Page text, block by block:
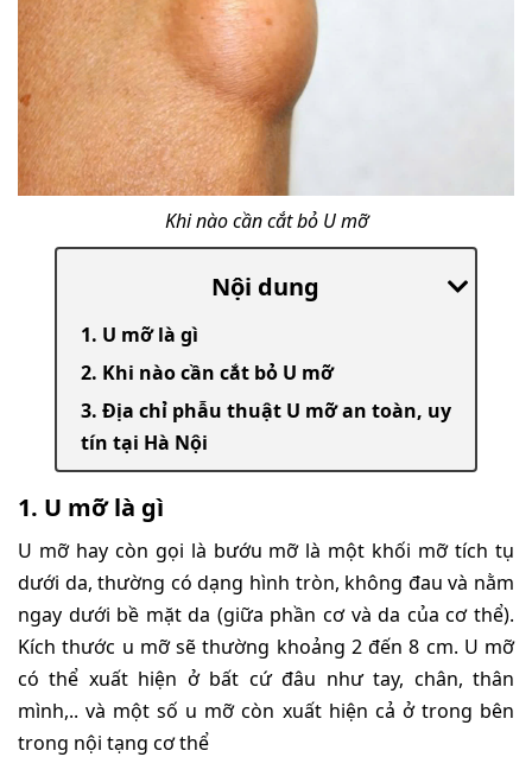
Khi nào cần cắt bỏ U mỡ
Nội dung
1. U mỡ là gì
2. Khi nào cần cắt bỏ U mỡ
3. Địa chỉ phẫu thuật U mỡ an toàn, uy
tín tại Hà Nội
1. U mỡ là gì
U mỡ hay còn gọi là bướu mỡ là một khối mỡ tích tụ
dưới da, thường có dạng hình tròn, không đau và nằm
ngay dưới bề mặt da (giữa phần cơ và da của cơ thể).
Kích thước u mỡ sẽ thường khoảng 2 đến 8 cm. U mỡ
có thể xuất hiện ở bất cứ đâu như tay, chân, thân
mình,.. và một số u mỡ còn xuất hiện cả ở trong bên
trong nội tạng cơ thể